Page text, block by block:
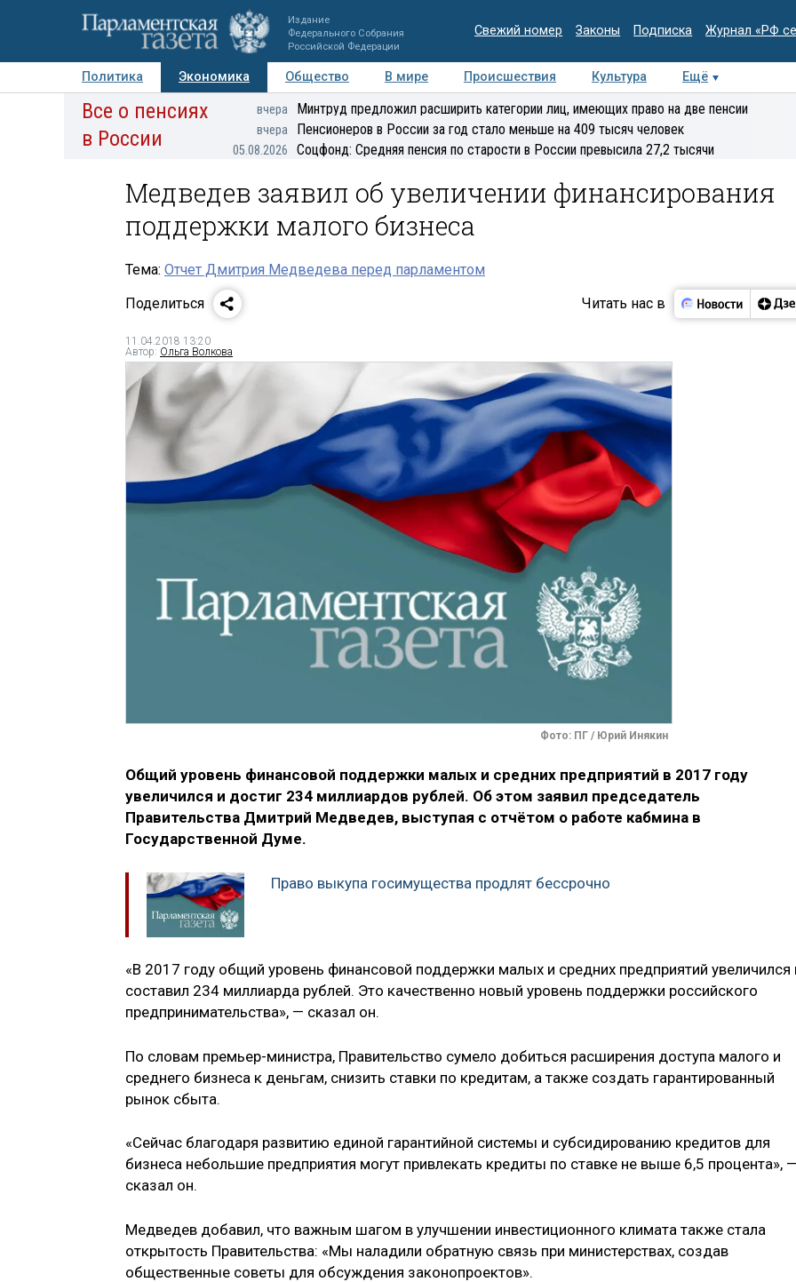
Издание
Федерального Собрания
Российской Федерации
Свежий номер Законы Подписка Журнал «РФ
Политика Экономика Общество В мире Происшествия Культура
Ещё
Авторы Персоны Мнения Регионы Медиацентр Интервью Колумнисты
Все о пенсиях
в России
вчера Минтруд предложил расширить категории лиц, имеющих право на две пенсии
вчера Пенсионеров в России за год стало меньше на 409 тысяч человек
05.08.2026 Соцфонд: Средняя пенсия по старости в России превысила 27,2 тысячи
Медведев заявил об увеличении финансирования
поддержки малого бизнеса
Тема: Отчет Дмитрия Медведева перед парламентом
Поделиться
Читать нас в
11.04.2018 13:20
Автор: Ольга Волкова
Фото: ПГ / Юрий Инякин
Общий уровень финансовой поддержки малых и средних предприятий в 2017 году
увеличился и достиг 234 миллиардов рублей. Об этом заявил председатель
Правительства Дмитрий Медведев, выступая с отчётом о работе кабмина в
Государственной Думе.
Право выкупа госимущества продлят бессрочно
«В 2017 году общий уровень финансовой поддержки малых и средних предприятий увеличился
составил 234 миллиарда рублей. Это качественно новый уровень поддержки российского
предпринимательства», — сказал он.
По словам премьер-министра, Правительство сумело добиться расширения доступа малого и
среднего бизнеса к деньгам, снизить ставки по кредитам, а также создать гарантированный
рынок сбыта.
«Сейчас благодаря развитию единой гарантийной системы и субсидированию кредитов для
бизнеса небольшие предприятия могут привлекать кредиты по ставке не выше 6,5 процента»,
сказал он.
Медведев добавил, что важным шагом в улучшении инвестиционного климата также стала
открытость Правительства: «Мы наладили обратную связь при министерствах, создав
общественные советы для обсуждения законопроектов».